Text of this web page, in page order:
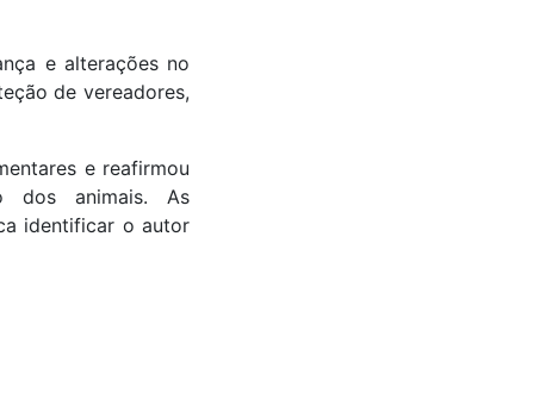
e alterações no
de vereadores,
e reafirmou
dos animais. As
identificar o autor